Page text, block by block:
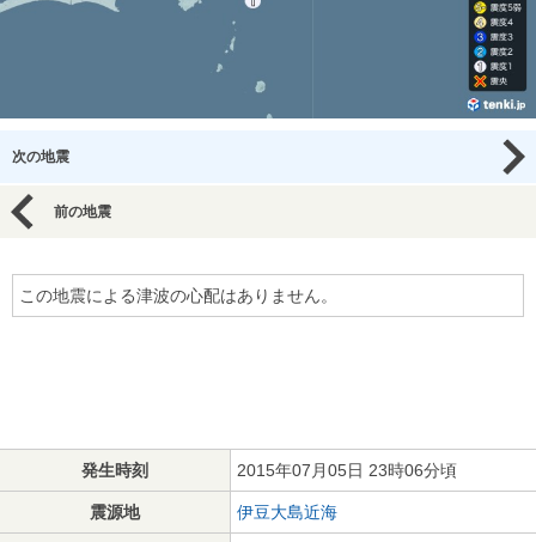
次の地震
前の地震
この地震による津波の心配はありません。
発生時刻 2015年07月05日 23時06分頃
震源地 伊豆大島近海